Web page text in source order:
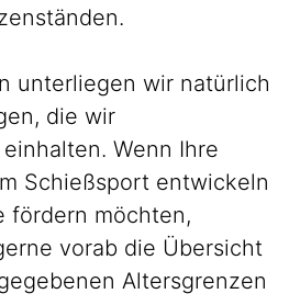
unterliegen wir natürlich
die wir
Wenn Ihre
Schießsport entwickeln
fördern möchten,
vorab die Übersicht
Altersgrenzen